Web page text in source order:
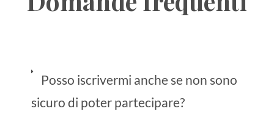
Posso iscrivermi anche se non sono
sicuro di poter partecipare?